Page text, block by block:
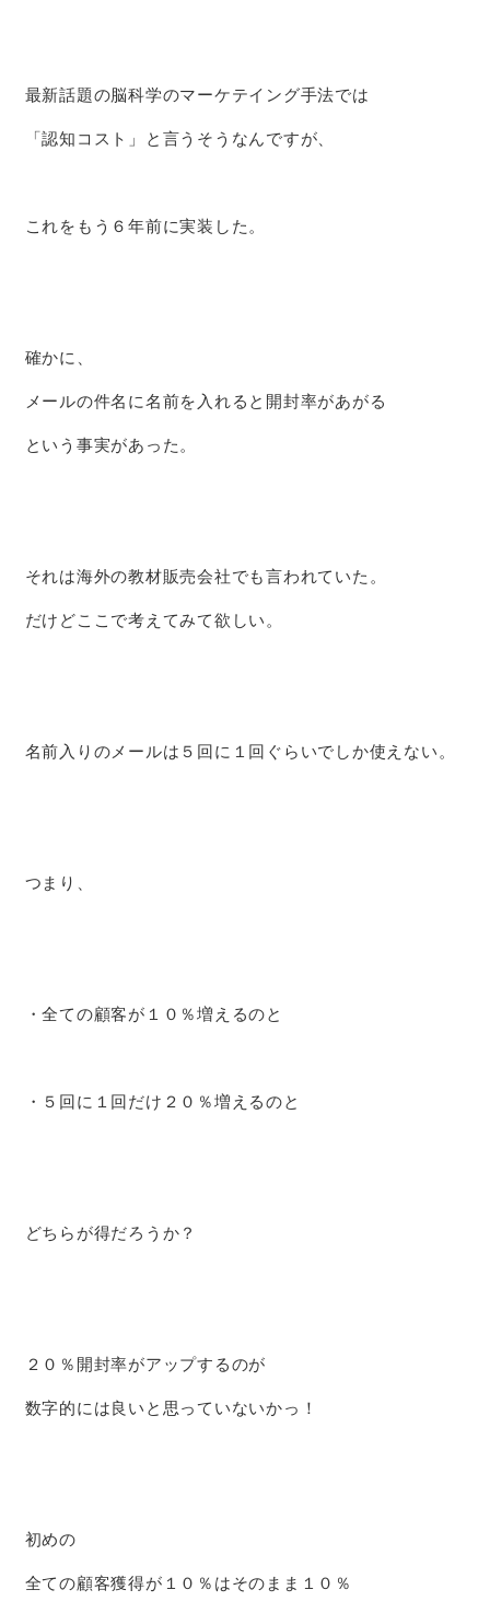
最新話題の脳科学のマーケテイング手法では
「認知コスト」と言うそうなんですが、
これをもう６年前に実装した。
確かに、
メールの件名に名前を入れると開封率があがる
という事実があった。
それは海外の教材販売会社でも言われていた。
だけどここで考えてみて欲しい。
名前入りのメールは５回に１回ぐらいでしか使えない。
つまり、
・全ての顧客が１０％増えるのと
・５回に１回だけ２０％増えるのと
どちらが得だろうか？
２０％開封率がアップするのが
数字的には良いと思っていないかっ！
初めの
全ての顧客獲得が１０％はそのまま１０％